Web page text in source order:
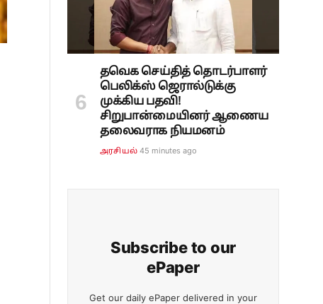
தவெக செய்தித் தொடர்பாளர்
பெலிக்ஸ் ஜெரால்டுக்கு
முக்கிய பதவி!
சிறுபான்மையினர் ஆணைய
தலைவராக நியமனம்
அரசியல் 45 minutes ago
Subscribe to our
ePaper
Get our daily ePaper delivered in your